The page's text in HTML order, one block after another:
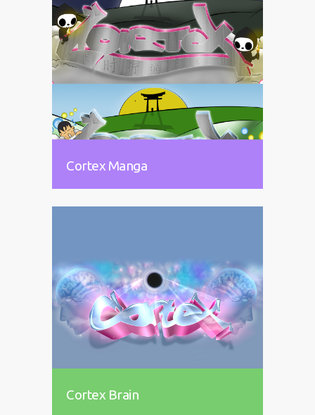
Cortex Manga
Cortex Brain